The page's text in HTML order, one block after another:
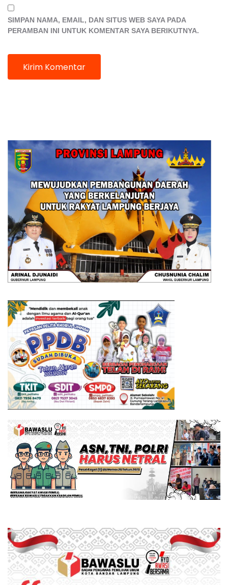
SIMPAN NAMA, EMAIL, DAN SITUS WEB SAYA PADA
PERAMBAN INI UNTUK KOMENTAR SAYA BERIKUTNYA.